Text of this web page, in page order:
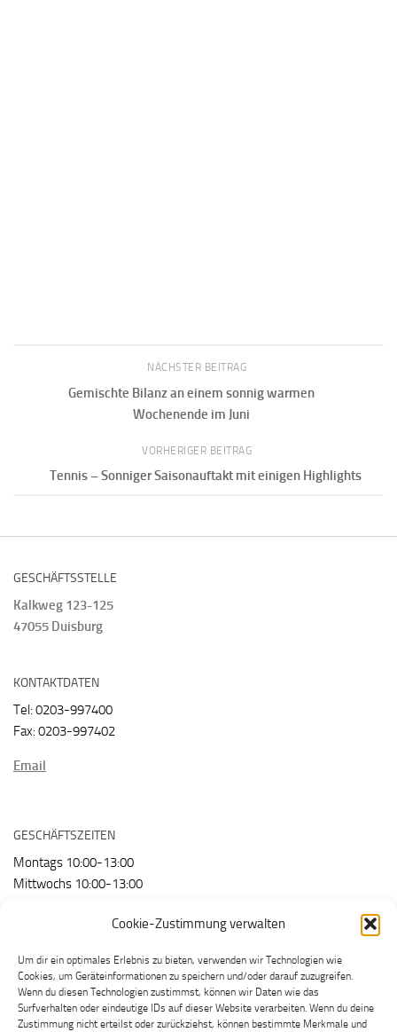
Cookie-Zustimmung verwalten
Um dir ein optimales Erlebnis zu bieten, verwenden wir Technologien wie
Cookies, um Geräteinformationen zu speichern und/oder darauf zuzugreifen.
Wenn du diesen Technologien zustimmst, können wir Daten wie das
Surfverhalten oder eindeutige IDs auf dieser Website verarbeiten. Wenn du deine
Zustimmung nicht erteilst oder zurückziehst, können bestimmte Merkmale und
NÄCHSTER BEITRAG
Gemischte Bilanz an einem sonnig warmen
Wochenende im Juni
VORHERIGER BEITRAG
Tennis – Sonniger Saisonauftakt mit einigen Highlights
GESCHÄFTSSTELLE
Kalkweg 123-125
47055 Duisburg
KONTAKTDATEN
Tel: 0203-997400
Fax: 0203-997402
Email
GESCHÄFTSZEITEN
Montags 10:00-13:00
Mittwochs 10:00-13:00
Wir nutzen: